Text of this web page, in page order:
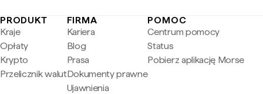
PRODUKT
Kraje
Opłaty
Krypto
Przelicznik walut
FIRMA
Kariera
Blog
Prasa
Dokumenty prawne
Ujawnienia
POMOC
Centrum pomocy
Status
Pobierz aplikację Morse